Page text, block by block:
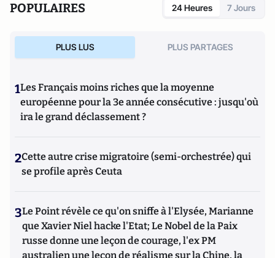
POPULAIRES 24 Heures 7 Jours
PLUS LUS PLUS PARTAGES
1Les Français moins riches que la moyenne
européenne pour la 3e année consécutive : jusqu'où
ira le grand déclassement ?
2Cette autre crise migratoire (semi-orchestrée) qui
se profile après Ceuta
3Le Point révèle ce qu'on sniffe à l'Elysée, Marianne
que Xavier Niel hacke l'Etat; Le Nobel de la Paix
russe donne une leçon de courage, l'ex PM
australien une leçon de réalisme sur la Chine, la